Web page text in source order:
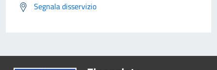
Segnala disservizio